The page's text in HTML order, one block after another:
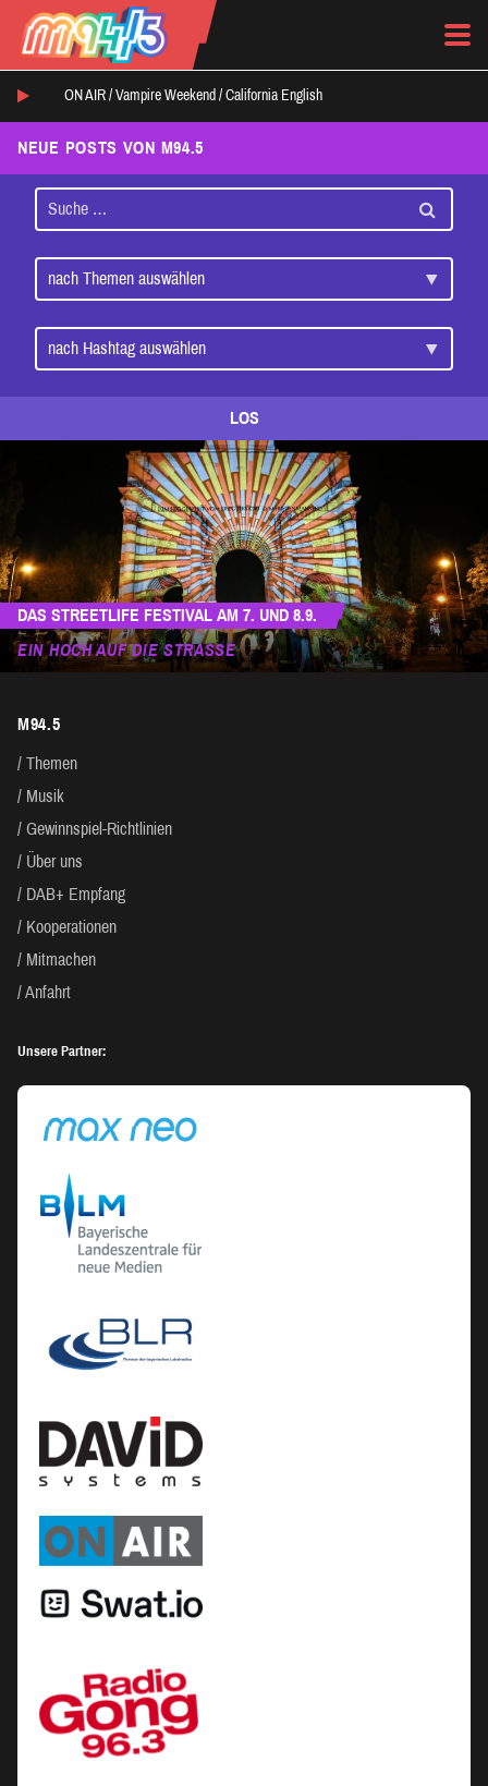
ON AIR / Vampire Weekend / California English
NEUE POSTS VON M94.5
LOS
DAS STREETLIFE FESTIVAL AM 7. UND 8.9.
EIN HOCH AUF DIE STRASSE
M94.5
Themen
Musik
Gewinnspiel-Richtlinien
Über uns
DAB+ Empfang
Kooperationen
Mitmachen
Anfahrt
Unsere Partner: